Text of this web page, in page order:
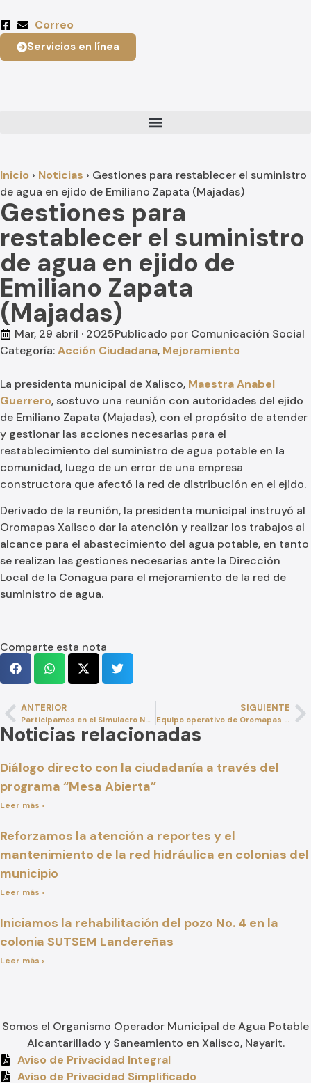
Correo
Servicios en línea
Inicio › Noticias › Gestiones para restablecer el suministro
de agua en ejido de Emiliano Zapata (Majadas)
Gestiones para
restablecer el suministro
de agua en ejido de
Emiliano Zapata
(Majadas)
Mar, 29 abril · 2025Publicado por Comunicación Social
Categoría:Acción Ciudadana, Mejoramiento
La presidenta municipal de Xalisco, Maestra Anabel
Guerrero, sostuvo una reunión con autoridades del ejido
de Emiliano Zapata (Majadas), con el propósito de atender
y gestionar las acciones necesarias para el
restablecimiento del suministro de agua potable en la
comunidad, luego de un error de una empresa
constructora que afectó la red de distribución en el ejido.
Derivado de la reunión, la presidenta municipal instruyó al
Oromapas Xalisco dar la atención y realizar los trabajos al
alcance para el abastecimiento del agua potable, en tanto
se realizan las gestiones necesarias ante la Dirección
Local de la Conagua para el mejoramiento de la red de
suministro de agua.
Comparte esta nota
ANTERIOR
Participamos en el Simulacro Nacional 2025
SIGUIENTE
Equipo operativo de Oromapas Xalisco mejora la infraestructura de diversas zonas de la ciudad
Noticias relacionadas
Diálogo directo con la ciudadanía a través del
programa “Mesa Abierta”
Leer más ›
Reforzamos la atención a reportes y el
mantenimiento de la red hidráulica en colonias del
municipio
Leer más ›
Iniciamos la rehabilitación del pozo No. 4 en la
colonia SUTSEM Landereñas
Leer más ›
Somos el Organismo Operador Municipal de Agua Potable
Alcantarillado y Saneamiento en Xalisco, Nayarit.
Aviso de Privacidad Integral
Aviso de Privacidad Simplificado